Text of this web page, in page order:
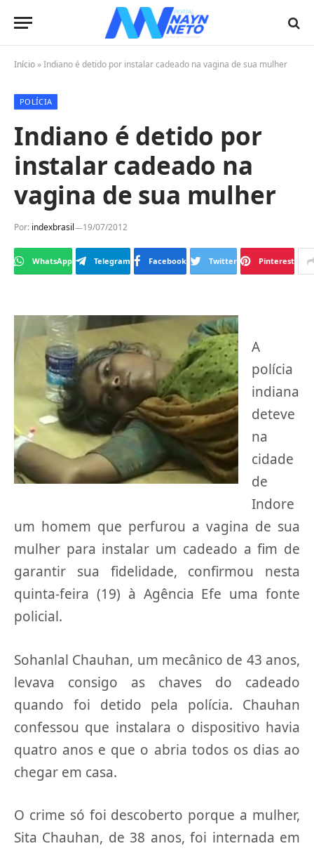
Início »Indiano é detido por instalar cadeado na vagina de sua mulher
POLÍCIA
Indiano é detido por
instalar cadeado na
vagina de sua mulher
Por: indexbrasil 19/07/2012
WhatsApp Telegram Facebook Twitter Pinterest
A
polícia
indiana
deteve
na
cidade
de
Indore
um homem que perfurou a vagina de sua
mulher para instalar um cadeado a fim de
garantir sua fidelidade, confirmou nesta
quinta-feira (19) à Agência Efe uma fonte
policial.
Sohanlal Chauhan, um mecânico de 43 anos,
levava consigo as chaves do cadeado
quando foi detido pela polícia. Chauhan
confessou que instalara o dispositivo havia
quatro anos e que o abria todos os dias ao
chegar em casa.
O crime só foi descoberto porque a mulher,
Sita Chauhan, de 38 anos, foi internada em